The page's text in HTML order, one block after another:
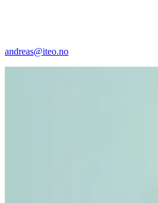
andreas@iteo.no